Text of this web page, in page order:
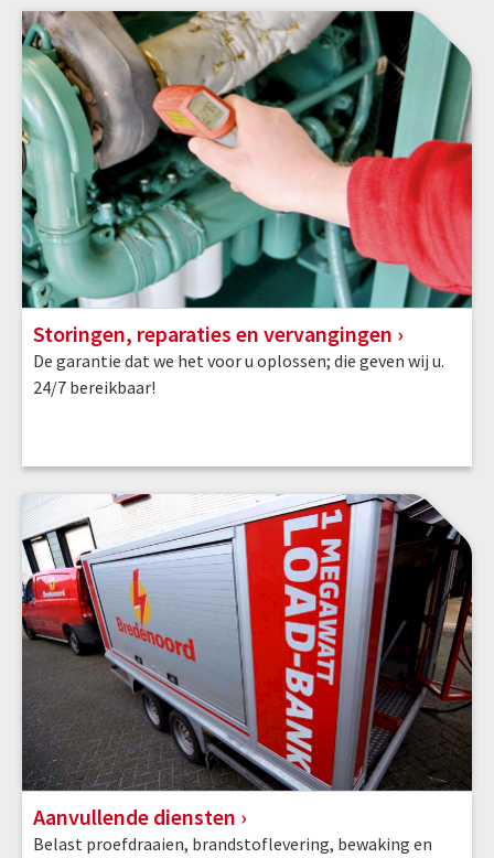
Storingen, reparaties en vervangingen
De garantie dat we het voor u oplossen; die geven wij u.
24/7 bereikbaar!
Aanvullende diensten
Belast proefdraaien, brandstoflevering, bewaking en